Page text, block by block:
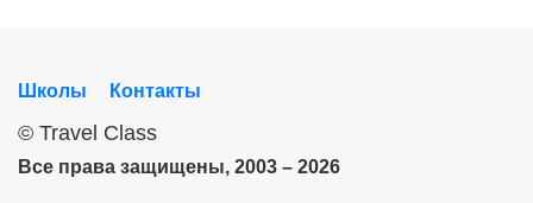
Школы Контакты
© Travel Class
Все права защищены, 2003 – 2026